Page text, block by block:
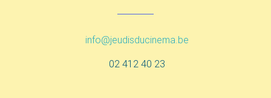
info@jeudisducinema.be
02 412 40 23